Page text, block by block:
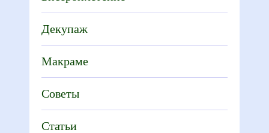
Декупаж
Макраме
Советы
Статьи